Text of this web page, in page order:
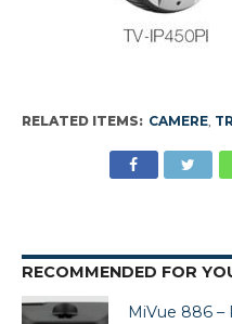
RELATED ITEMS: CAMERE,
RECOMMENDED FOR
MiVue 886